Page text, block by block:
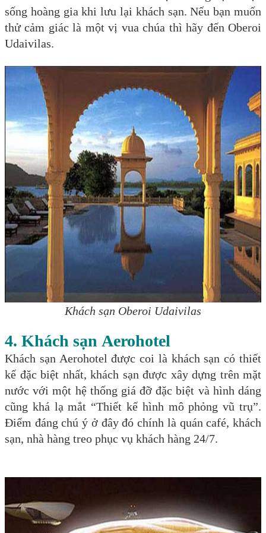
sống hoàng gia khi lưu lại khách sạn. Nếu bạn muốn
thử cảm giác là một vị vua chúa thì hãy đến Oberoi
Udaivilas.
Khách sạn Oberoi Udaivilas
4. Khách sạn Aerohotel
Khách sạn Aerohotel được coi là khách sạn có thiết
kế đặc biệt nhất, khách sạn được xây dựng trên mặt
nước với một hệ thống giá đỡ đặc biệt và hình dáng
cũng khá lạ mắt “Thiết kế hình mô phỏng vũ trụ”.
Điểm đáng chú ý ở đây đó chính là quán café, khách
sạn, nhà hàng treo phục vụ khách hàng 24/7.